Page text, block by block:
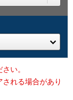
い。
れる場合があり